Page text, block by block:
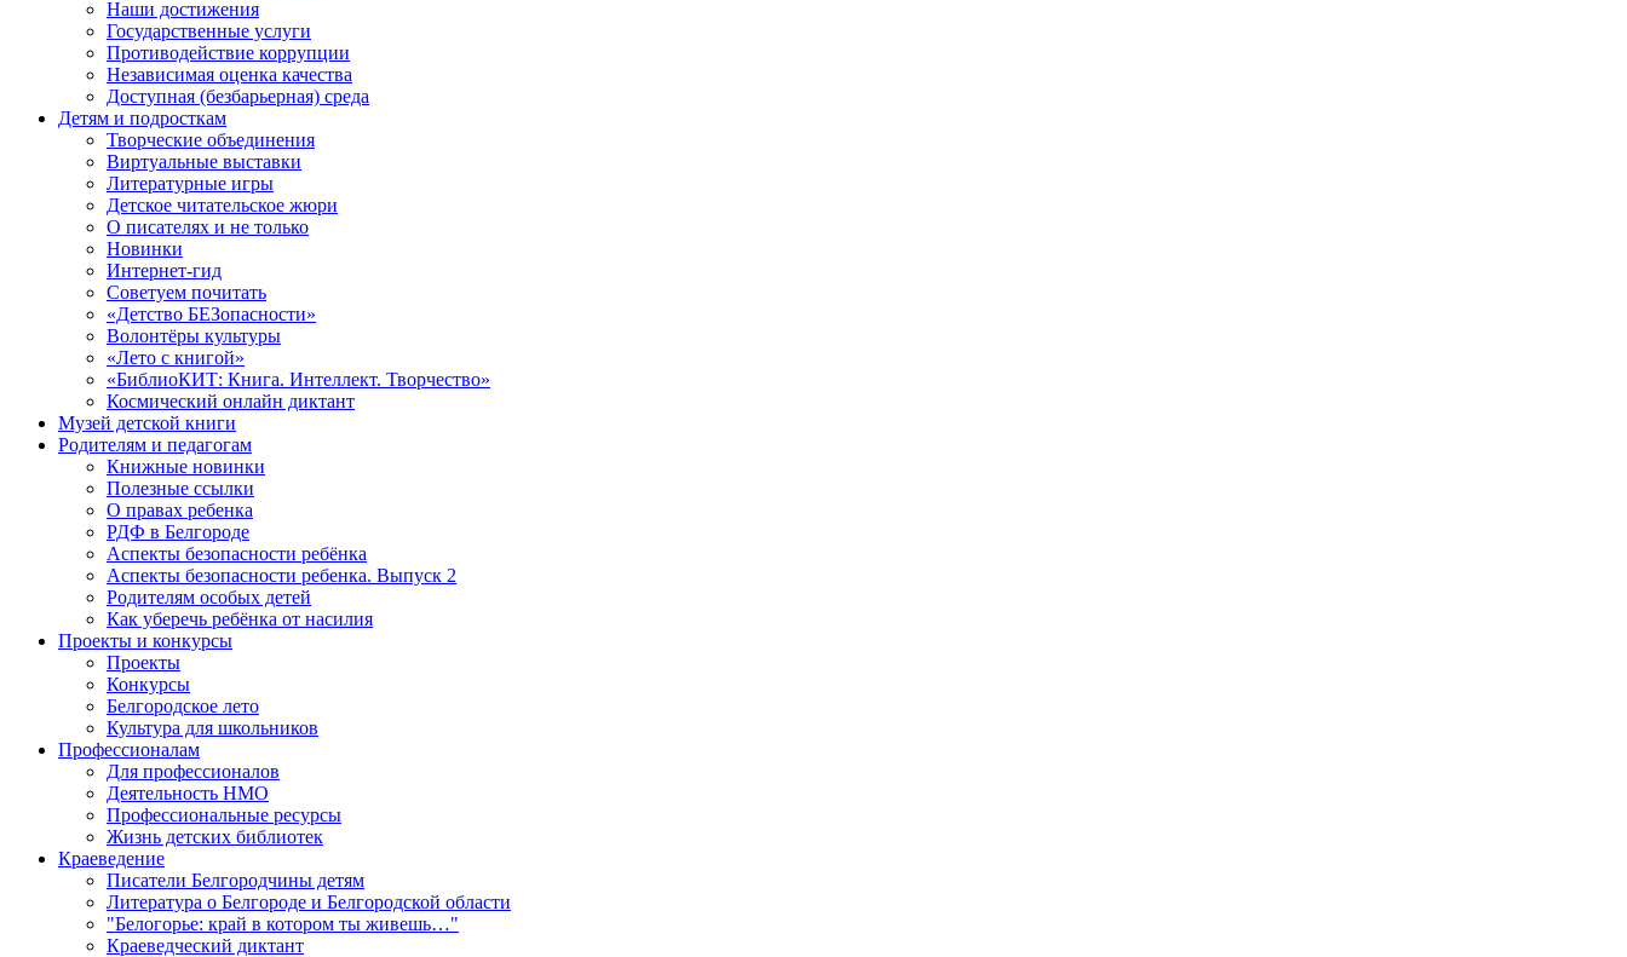
Наши достижения
Государственные услуги
Противодействие коррупции
Независимая оценка качества
Доступная (безбарьерная) среда
Детям и подросткам
Творческие объединения
Виртуальные выставки
Литературные игры
Детское читательское жюри
О писателях и не только
Новинки
Интернет-гид
Советуем почитать
«Детство БЕЗопасности»
Волонтёры культуры
«Лето с книгой»
«БиблиоКИТ: Книга. Интеллект. Творчество»
Космический онлайн диктант
Музей детской книги
Родителям и педагогам
Книжные новинки
Полезные ссылки
О правах ребенка
РДФ в Белгороде
Аспекты безопасности ребёнка
Аспекты безопасности ребенка. Выпуск 2
Родителям особых детей
Как уберечь ребёнка от насилия
Проекты и конкурсы
Проекты
Конкурсы
Белгородское лето
Культура для школьников
Профессионалам
Для профессионалов
Деятельность НМО
Профессиональные ресурсы
Жизнь детских библиотек
Краеведение
Писатели Белгородчины детям
Литература о Белгороде и Белгородской области
"Белогорье: край в котором ты живешь…"
Краеведческий диктант